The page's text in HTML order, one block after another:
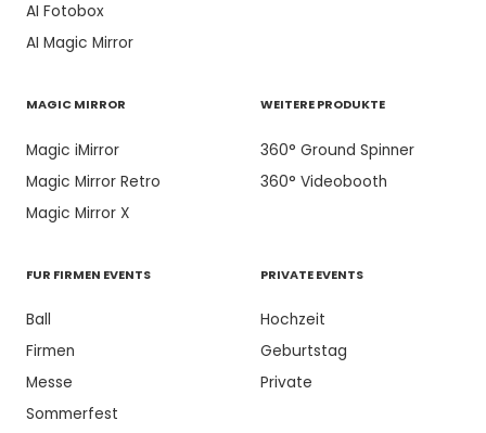
AI Fotobox
AI Magic Mirror
MAGIC MIRROR
Magic iMirror
Magic Mirror Retro
Magic Mirror X
WEITERE PRODUKTE
360° Ground Spinner
360° Videobooth
FUR FIRMEN EVENTS
Ball
Firmen
Messe
Sommerfest
PRIVATE EVENTS
Hochzeit
Geburtstag
Private